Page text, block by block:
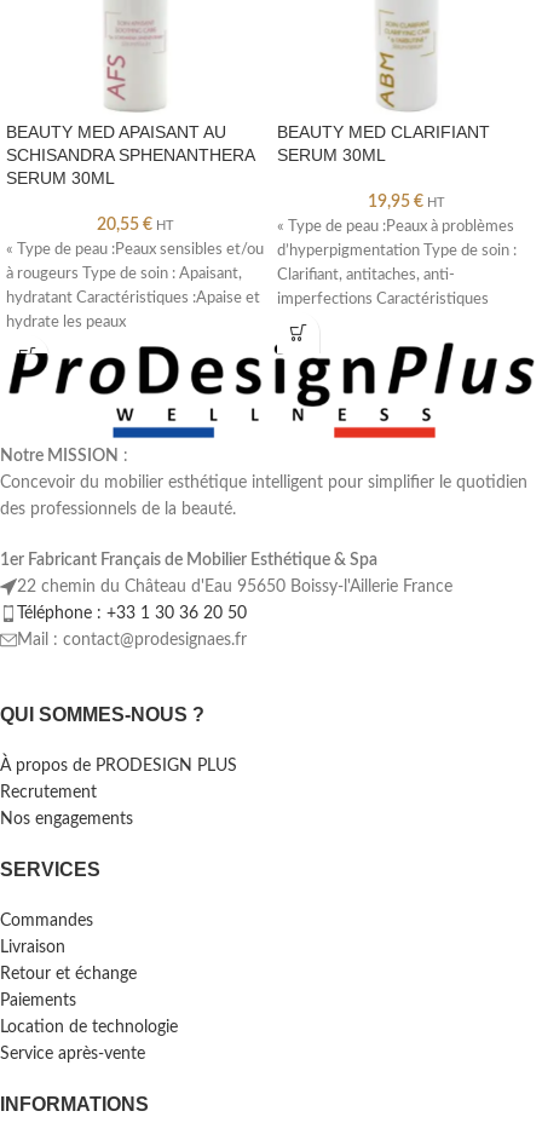
BEAUTY MED APAISANT AU
SCHISANDRA SPHENANTHERA
SERUM 30ML
20,55 € HT
« Type de peau :Peaux sensibles et/ou
à rougeurs Type de soin : Apaisant,
hydratant Caractéristiques :Apaise et
hydrate les peaux
BEAUTY MED CLARIFIANT
SERUM 30ML
19,95 € HT
« Type de peau :Peaux à problèmes
d’hyperpigmentation Type de soin :
Clarifiant, antitaches, anti-
imperfections Caractéristiques
:Minimise l’apparence des problèmes
Notre MISSION :
Concevoir du mobilier esthétique intelligent pour simplifier le quotidien
des professionnels de la beauté.
1er Fabricant Français de Mobilier Esthétique & Spa
22 chemin du Château d'Eau 95650 Boissy-l'Aillerie France
Téléphone : +33 1 30 36 20 50
Mail : contact@prodesignaes.fr
QUI SOMMES-NOUS ?
À propos de PRODESIGN PLUS
Recrutement
Nos engagements
SERVICES
Commandes
Livraison
Retour et échange
Paiements
Location de technologie
Service après-vente
INFORMATIONS